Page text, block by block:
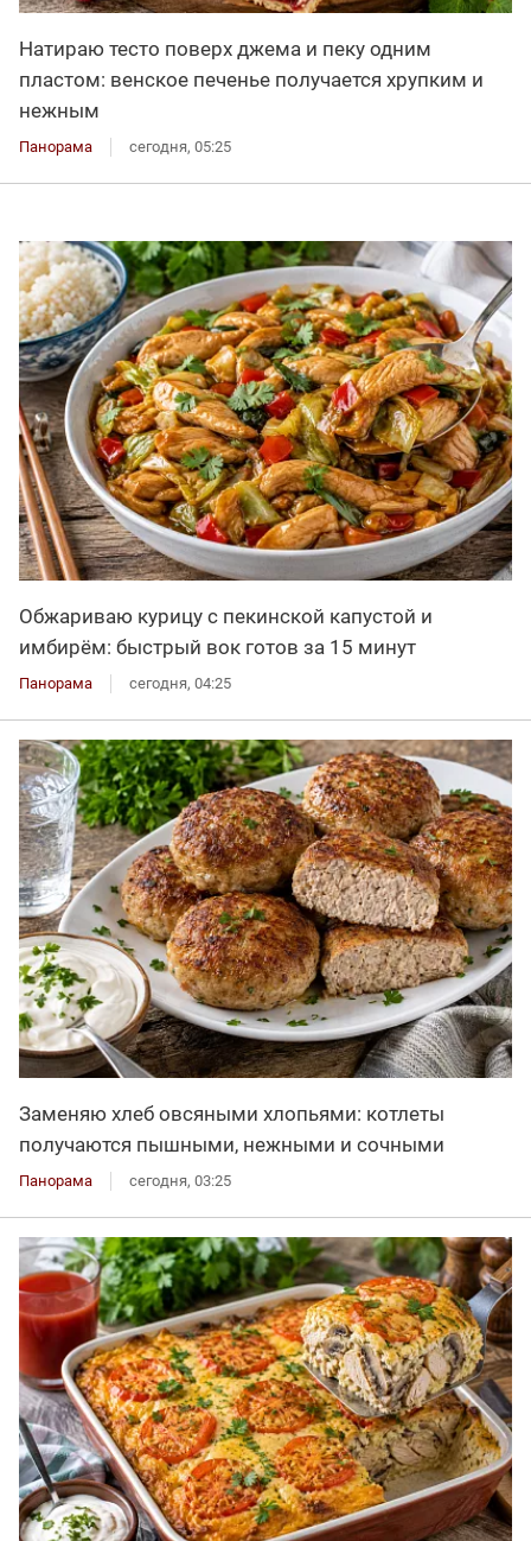
Натираю тесто поверх джема и пеку одним
пластом: венское печенье получается хрупким и
нежным
Панорама сегодня, 05:25
Обжариваю курицу с пекинской капустой и
имбирём: быстрый вок готов за 15 минут
Панорама сегодня, 04:25
Заменяю хлеб овсяными хлопьями: котлеты
получаются пышными, нежными и сочными
Панорама сегодня, 03:25